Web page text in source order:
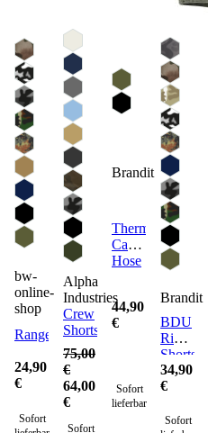
bw-
online-
shop
Rangerhose
24,90
€
Sofort
Alpha
Industries
Crew
Shorts
75,00
€
64,00
€
Sofort
Brandit
Thermohose
Cargo
Hose
44,90
€
Sofort
lieferbar
Brandit
BDU
Ripstop
Shorts
34,90
€
Sofort